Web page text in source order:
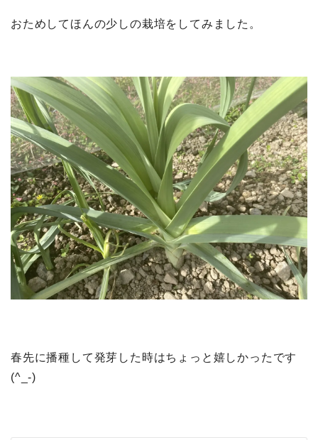
おためしてほんの少しの栽培をしてみました。
春先に播種して発芽した時はちょっと嬉しかったです
(^_-)